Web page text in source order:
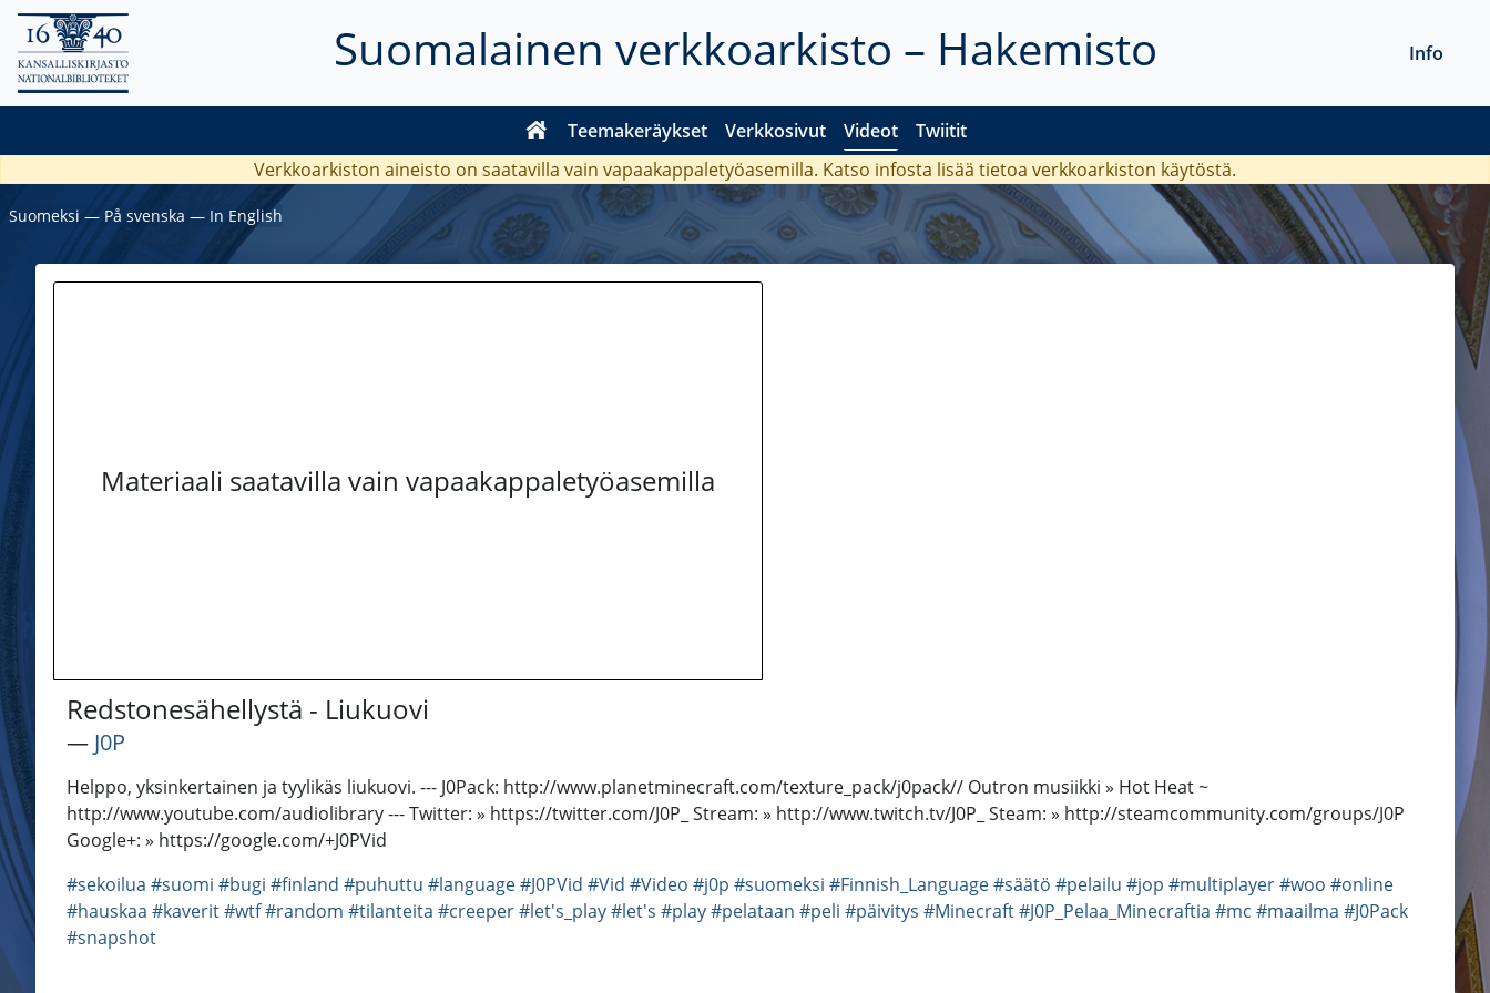
Suomalainen verkkoarkisto – Hakemisto
Teemakeräykset Verkkosivut Videot Twiitit
Info
Verkkoarkiston aineisto on saatavilla vain vapaakappaletyöasemilla. Katso infosta lisää tietoa verkkoarkiston käytöstä.
Suomeksi ― På svenska ― In English
Materiaali saatavilla vain vapaakappaletyöasemilla
Redstonesähellystä - Liukuovi
― J0P
Helppo, yksinkertainen ja tyylikäs liukuovi. --- J0Pack: http://www.planetminecraft.com/texture_pack/j0pack// Outron musiikki » Hot Heat ~
http://www.youtube.com/audiolibrary --- Twitter: » https://twitter.com/J0P_ Stream: » http://www.twitch.tv/J0P_ Steam: » http://steamcommunity.com/groups/J0P
Google+: » https://google.com/+J0PVid
#sekoilua #suomi #bugi #finland #puhuttu #language#J0PVid #Vid #Video #j0p #suomeksi #Finnish_Language#säätö #pelailu #jop #multiplayer#woo #online
#hauskaa #kaverit#wtf#random #tilanteita #creeper#let's_play#let's #play#pelataan #peli #päivitys #Minecraft#J0P_Pelaa_Minecraftia #mc #maailma #J0Pack
#snapshot